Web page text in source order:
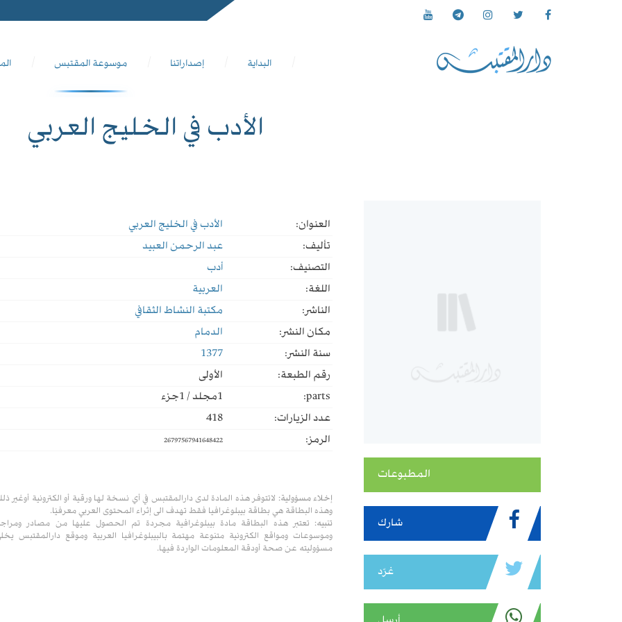
البداية إصداراتنا موسوعة المقتبس
الأدب في الخليج العربي
المطبوعات
شارك
غرّد
العنوان:
الأدب في الخليج العربي
تأليف:
عبد الرحمن العبيد
التصنيف:
أدب
اللغة:
العربية
الناشر:
مكتبة النشاط الثقافي
مكان النشر:
الدمام
سنة النشر:
1377
رقم الطبعة:
الأولى
parts:
1مجلد / 1جزء
عدد الزيارات:
418
الرمز:
26797567941648422
إخلاء مسؤولية: لاتتوفر هذه المادة لدى دارالمقتبس في أي نسخة لها ورقية أو الكترونية أوغير
وهذه البطاقة هي بطاقة بيبلوغرافيا فقط تهدف الى إثراء المحتوى العربي معرفيًا.
تنبيه: تعتبر هذه البطاقة مادة بيبلوغرافية مجردة تم الحصول عليها من مصادر
وموسوعات ومواقع الكترونية متنوعة مهتمة بالبيبلوغرافيا العربية وموقع دارالمقتبس
مسؤوليته عن صحة أودقة المعلومات الواردة فيها.